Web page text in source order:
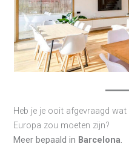
Heb je je ooit afgevraagd
Europa zou moeten zijn?
Meer bepaald in Barcelona